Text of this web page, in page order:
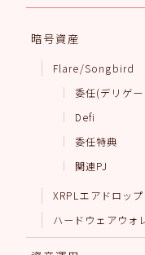
暗号資産
Flare/Songbird
委任(デリゲー
Defi
委任特典
関連PJ
XRPLエアドロップ
ハードウェアウォ